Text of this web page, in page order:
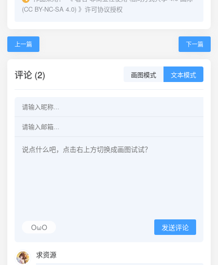
(CC BY-NC-SA 4.0) 》许可协议授权
上一篇 下一篇
评论 (2) 画图模式 文本模式
OωO 发送评论
求资源